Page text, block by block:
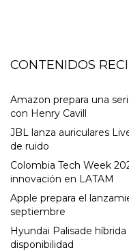
CONTENIDOS
Amazon prepara una
con Henry Cavill
JBL lanza auriculares
de ruido
Colombia Tech Week
innovación en LATAM
Apple prepara el
septiembre
Hyundai Palisade
disponibilidad